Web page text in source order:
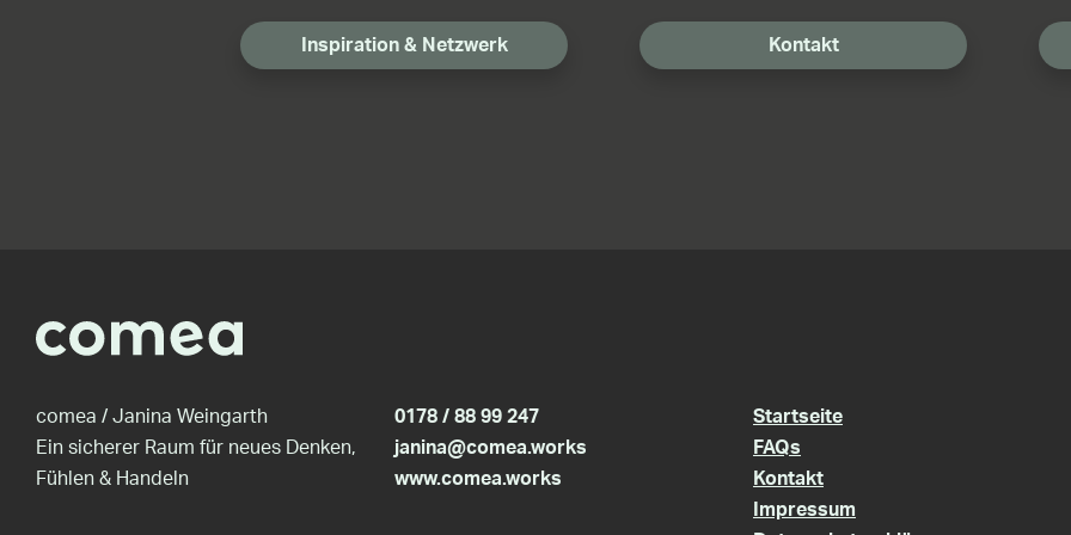
Inspiration & Netzwerk Kontakt
comea / Janina Weingarth
Ein sicherer Raum für neues Denken,
Fühlen & Handeln
0178 / 88 99 247
janina@comea.works
www.comea.works
Startseite
FAQs
Kontakt
Impressum